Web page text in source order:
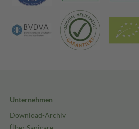
Unternehmen
Download-Archiv